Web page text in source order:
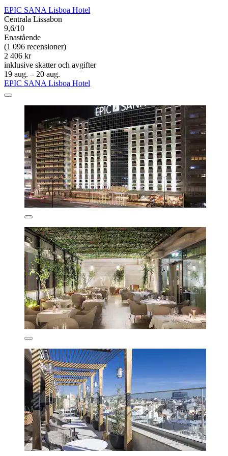
EPIC SANA Lisboa Hotel
Centrala Lissabon
9,6/10
Enastående
(1 096 recensioner)
2 406 kr
inklusive skatter och avgifter
19 aug. – 20 aug.
EPIC SANA Lisboa Hotel